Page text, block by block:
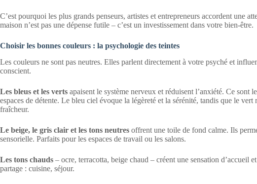
C’est pourquoi les plus grands penseurs, artistes et entrepreneurs accordent une
maison n’est pas une dépense futile – c’est un investissement dans votre bien-être.
Choisir les bonnes couleurs : la psychologie des teintes
Les couleurs ne sont pas neutres. Elles parlent directement à votre psyché et
conscient.
Les bleus et les verts apaisent le système nerveux et réduisent l’anxiété. Ce sont
espaces de détente. Le bleu ciel évoque la légèreté et la sérénité, tandis que le
fraîcheur.
Le beige, le gris clair et les tons neutres offrent une toile de fond calme. Ils
sensorielle. Parfaits pour les espaces de travail ou les salons.
Les tons chauds – ocre, terracotta, beige chaud – créent une sensation d’accueil
partage : cuisine, séjour.